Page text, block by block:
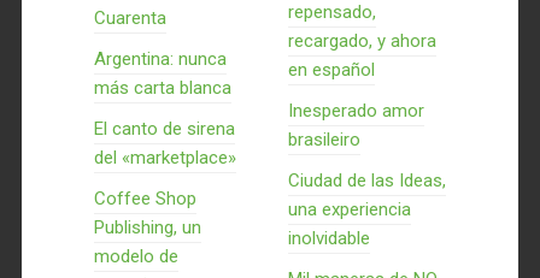
Cuarenta
Argentina: nunca
más carta blanca
El canto de sirena
del «marketplace»
Coffee Shop
Publishing, un
modelo de
repensado,
recargado, y ahora
en español
Inesperado amor
brasileiro
Ciudad de las Ideas,
una experiencia
inolvidable